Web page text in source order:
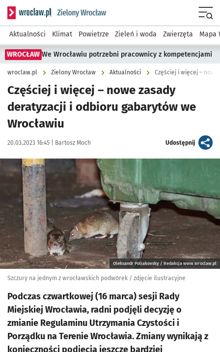
Serwis informacyjny wroclaw.pl podserwis: Środowisko we
Aktualności Klimat Powietrze Zieleń i woda Zwierzęta Mapa
WROCŁAW We Wrocławiu potrzebni pracownicy z kompetencjami
wroclaw.pl Zielony Wrocław Aktualności Częściej i więcej –
Częściej i więcej – nowe zasady
deratyzacji i odbioru gabarytów we
Wrocławiu
Data publikacji:
20.03.2023 16:45 | Autor:
Bartosz Moch Udostępnijartykuł
Kliknij, aby powiększyć
Oleksandr Poliakovsky / Redakcja www.wroclaw.pl
Szczury na jednym z wrocławskich podwórek / zdjęcie ilustracyjne
Podczas czwartkowej (16 marca) sesji Rady
Miejskiej Wrocławia, radni podjęli decyzję o
zmianie Regulaminu Utrzymania Czystości i
Porządku na Terenie Wrocławia. Zmiany wynikają z
konieczności podjęcia jeszcze bardziej